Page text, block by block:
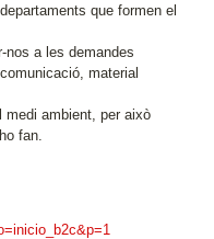
que formen el
nos a les demandes
material
medi ambient, per això
fan.